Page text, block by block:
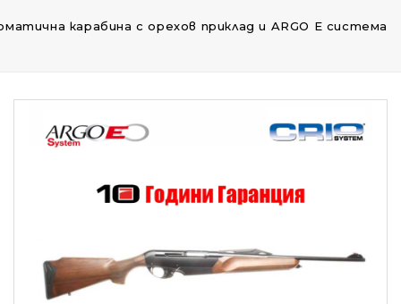
карабина с орехов приклад и ARGO E система